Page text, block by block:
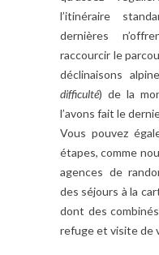
l’itinéraire
dernières
raccourcir le
déclinaisons
difficulté) de la
l’avons fait le
Vous pouvez
étapes, comme
agences de
des séjours à la
dont des
refuge et visite de